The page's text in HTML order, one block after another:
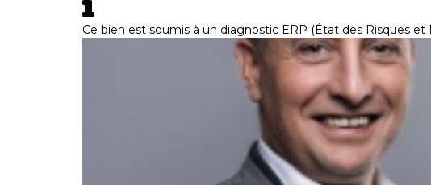
Ce bien est soumis à un diagnostic ERP (État des Risques